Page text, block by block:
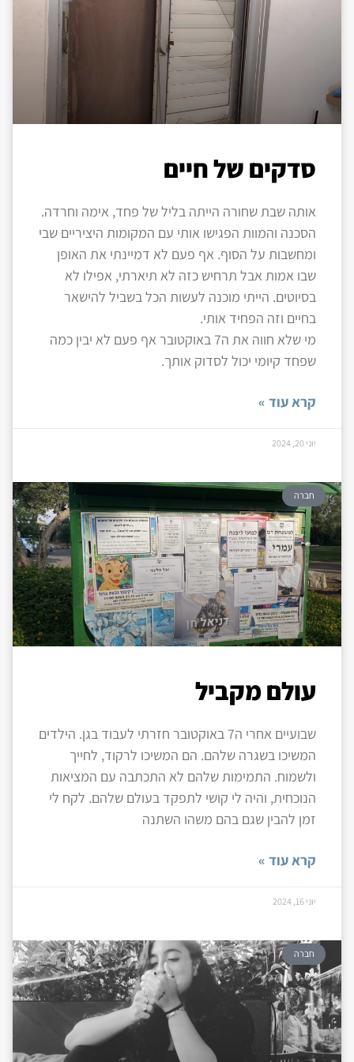
סדקים של חיים
אותה שבת שחורה הייתה בליל של פחד, אימה וחרדה.
הסכנה והמוות הפגישו אותי עם המקומות היציריים שבי
ומחשבות על הסוף. אף פעם לא דמיינתי את האופן
שבו אמות אבל תרחיש כזה לא תיארתי, אפילו לא
בסיוטים. הייתי מוכנה לעשות הכל בשביל להישאר
בחיים וזה הפחיד אותי.
מי שלא חווה את ה7 באוקטובר אף פעם לא יבין כמה
שפחד קיומי יכול לסדוק אותך.
קרא עוד »
יוני 20, 2024
חברה
עולם מקביל
שבועיים אחרי ה7 באוקטובר חזרתי לעבוד בגן. הילדים
המשיכו בשגרה שלהם. הם המשיכו לרקוד, לחייך
ולשמוח. התמימות שלהם לא התכתבה עם המציאות
הנוכחית, והיה לי קושי לתפקד בעולם שלהם. לקח לי
זמן להבין שגם בהם משהו השתנה
קרא עוד »
יוני 16, 2024
חברה